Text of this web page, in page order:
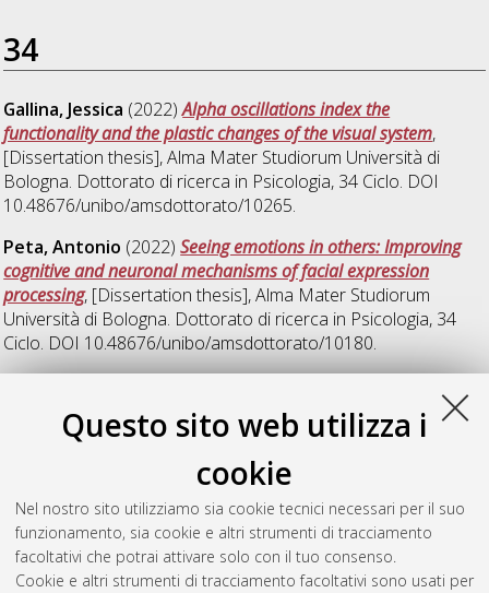
Questo sito web utilizza i
cookie
Nel nostro sito utilizziamo sia cookie tecnici necessari per il suo
funzionamento, sia cookie e altri strumenti di tracciamento
facoltativi che potrai attivare solo con il tuo consenso.
Cookie e altri strumenti di tracciamento facoltativi sono usati per
34
Gallina, Jessica (2022)Alpha oscillations index the
functionality and the plastic changes of the visual system,
[Dissertation thesis], Alma Mater Studiorum Università di
Bologna. Dottorato di ricerca in Psicologia, 34 Ciclo. DOI
10.48676/unibo/amsdottorato/10265.
Peta, Antonio (2022)Seeing emotions in others: Improving
cognitive and neuronal mechanisms of facial expression
processing, [Dissertation thesis], Alma Mater Studiorum
Università di Bologna. Dottorato di ricerca in Psicologia, 34
Ciclo. DOI 10.48676/unibo/amsdottorato/10180.
(2023)Oscillatory mechanisms of conscious
, [Dissertation thesis], Alma Mater
Studiorum Università di Bologna. Dottorato di ricerca in
Psychology, 35 Ciclo. DOI
10.48676/unibo/amsdottorato/10854.